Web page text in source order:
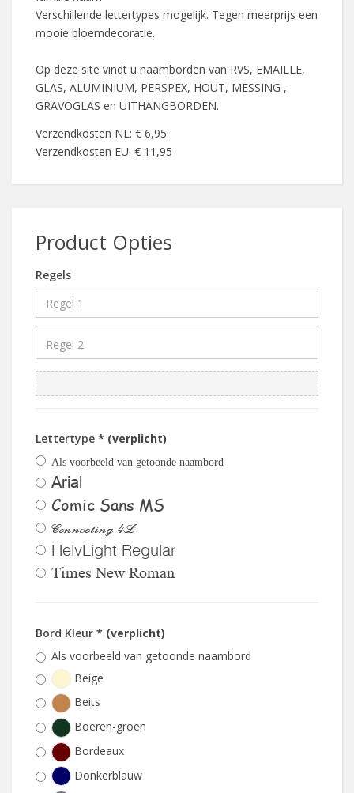
Verschillende lettertypes mogelijk. Tegen meerprijs een
mooie bloemdecoratie.
Op deze site vindt u naamborden van RVS, EMAILLE,
GLAS, ALUMINIUM, PERSPEX, HOUT, MESSING ,
GRAVOGLAS en UITHANGBORDEN.
Verzendkosten NL: € 6,95
Verzendkosten EU: € 11,95
Product Opties
Regels
Lettertype * (verplicht)
Als voorbeeld van getoonde naambord
Arial
Comic Sans MS
Connecting 4L
HelvLight Regular
Times New Roman
Bord Kleur * (verplicht)
Als voorbeeld van getoonde naambord
Beige
Beits
Boeren-groen
Bordeaux
Donkerblauw